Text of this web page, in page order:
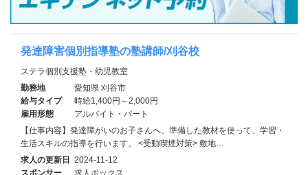
発達障害個別指導塾の塾講師/刈谷校
ステラ個別支援塾・幼児教室
勤務地
愛知県 刈谷市
給与タイプ
時給1,400円～2,000円
雇用形態
アルバイト・パート
【仕事内容】発達障がいのお子さんへ、準備した教材を使って、学習・
生活スキルの指導を行います。 <受動喫煙対策> 敷地…
求人の更新日 2024-11-12
スポンサー
求人ボックス